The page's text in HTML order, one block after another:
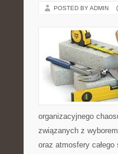
POSTED BY ADMIN
organizacyjnego
związanych z
oraz atmosfery